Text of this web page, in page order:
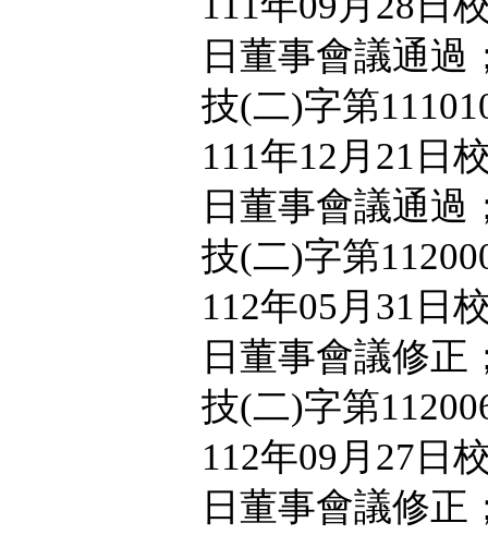
日董事會議通過
技(二)字第
111年12月21日
日董事會議通過
技(二)字第
112年05月31日
日董事會議修正
技(二)字第
112年09月27日
日董事會議修正